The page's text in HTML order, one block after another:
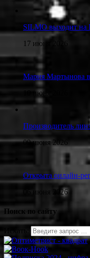
SILMO выходит
17 июня 2026
Мария Мартынова
10 июня 2026
Производитель
09 июня 2026
Открыта онлайн-
06 июня 2026
Поиск по сайту